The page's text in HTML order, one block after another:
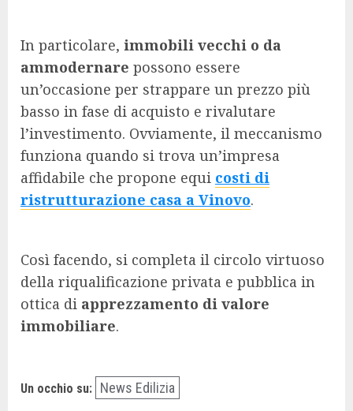
In particolare, immobili vecchi o da
ammodernare possono essere
un’occasione per strappare un prezzo più
basso in fase di acquisto e rivalutare
l’investimento. Ovviamente, il meccanismo
funziona quando si trova un’impresa
affidabile che propone equi costi di
ristrutturazione casa a Vinovo.
Così facendo, si completa il circolo virtuoso
della riqualificazione privata e pubblica in
ottica di apprezzamento di valore
immobiliare.
Un occhio su: News Edilizia